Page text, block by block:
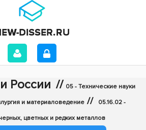
России // 05 - Технические науки
и материаловедение // 05.16.02 -
цветных и редких металлов